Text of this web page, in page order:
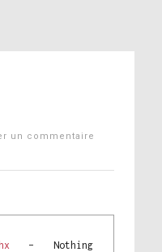
un commentaire
– Nothing